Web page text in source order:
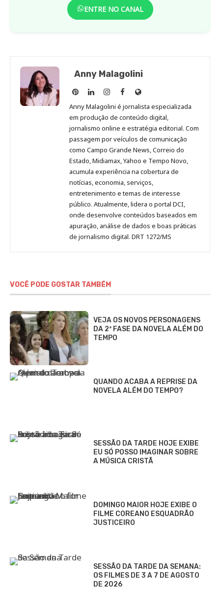
ENTRE NO CANAL
Anny Malagolini
Anny
Malagolini
no
Pinterest
Anny
Malagolini
no
LinkedIn
Anny
Malagolini
no
Instagram
Anny
Malagolini
no
Facebook
Site
de
Anny
Malagolini
Anny Malagolini é jornalista especializada
em produção de conteúdo digital,
jornalismo online e estratégia editorial. Com
passagem por veículos de comunicação
como Campo Grande News, Correio do
Estado, Midiamax, Yahoo e Tempo Novo,
acumula experiência na cobertura de
notícias, economia, serviços,
entretenimento e temas de interesse
público. Atualmente, lidera o portal DCI,
onde desenvolve conteúdos baseados em
apuração, análise de dados e boas práticas
de jornalismo digital. DRT 1272/MS
VOCÊ PODE GOSTAR TAMBÉM
VEJA OS NOVOS PERSONAGENS
DA 2ª FASE DA NOVELA ALÉM DO
TEMPO
QUANDO ACABA A REPRISE DA
NOVELA ALÉM DO TEMPO?
SESSÃO DA TARDE HOJE EXIBE
EU SÓ POSSO IMAGINAR SOBRE
A MÚSICA CRISTÃ
DOMINGO MAIOR HOJE EXIBE O
FILME COREANO ESQUADRÃO
JUSTICEIRO
SESSÃO DA TARDE DA SEMANA:
OS FILMES DE 3 A 7 DE AGOSTO
DE 2026